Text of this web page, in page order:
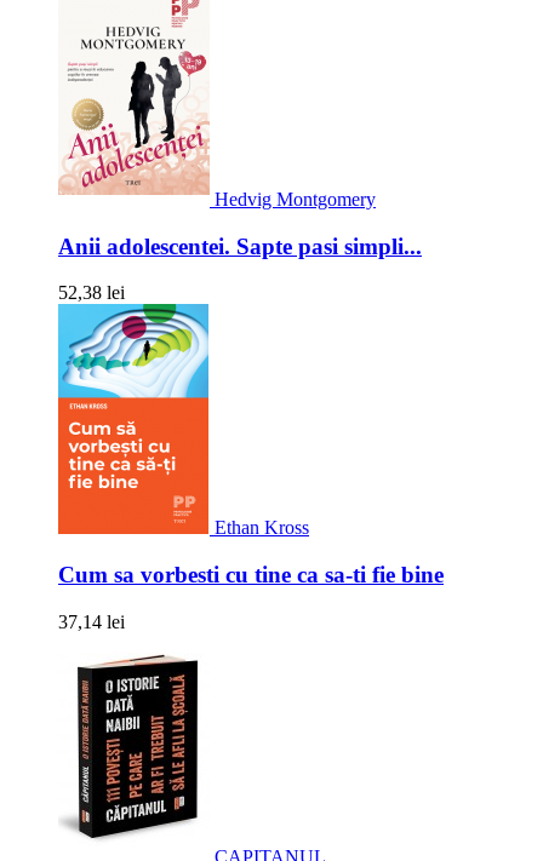
Hedvig Montgomery
Anii adolescentei. Sapte pasi simpli...
52,38 lei
Ethan Kross
Cum sa vorbesti cu tine ca sa-ti fie bine
37,14 lei
CAPITANUL